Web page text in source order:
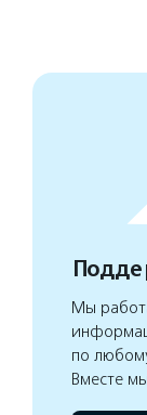
Мы
по
Вместе